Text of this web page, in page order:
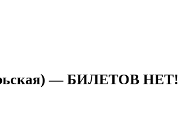
— БИЛЕТОВ НЕТ!